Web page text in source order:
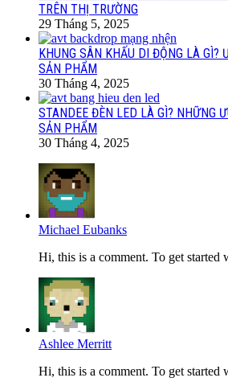
TRÊN THỊ TRƯỜNG
29 Tháng 5, 2025
KHUNG SÂN KHẤU DI ĐỘNG LÀ GÌ?
SẢN PHẨM
30 Tháng 4, 2025
STANDEE ĐÈN LED LÀ GÌ? NHỮNG
SẢN PHẨM
30 Tháng 4, 2025
Michael Eubanks
Hi, this is a comment. To get started
Ashlee Merritt
Hi, this is a comment. To get started